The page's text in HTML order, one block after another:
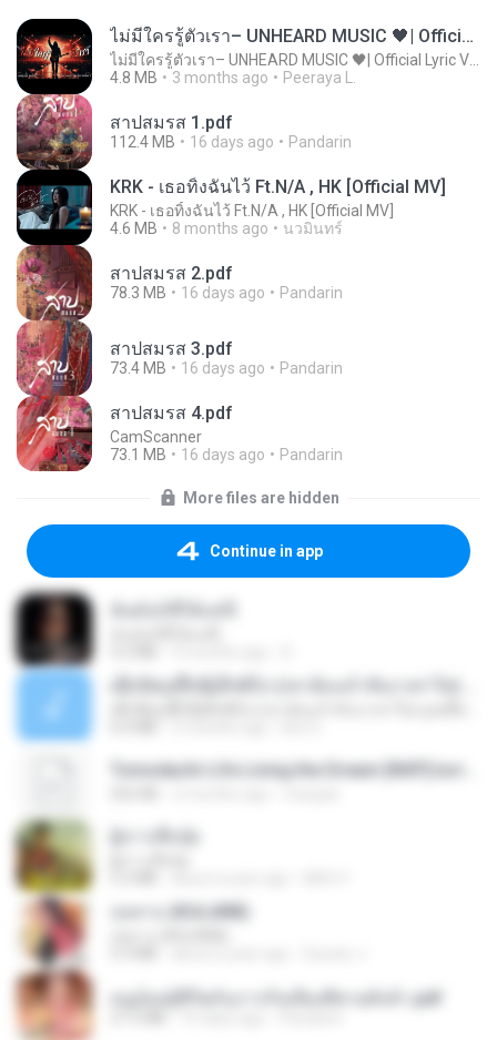
ไม่มีใครรู้ตัวเรา– UNHEARD MUSIC 🖤| Official Lyric Video | เพลงสู้ชีวิต
4.8 MB
3 months ago Peeraya L.
สาปสมรส 1.pdf
112.4 MB 16 days ago Pandarin
KRK - เธอทิ้งฉันไว้ Ft.N/A , HK [Official MV]
KRK - เธอทิ้งฉันไว้ Ft.N/A , HK [Official MV]
4.6 MB
8 months ago นวมินทร์
สาปสมรส 2.pdf
78.3 MB 16 days ago Pandarin
สาปสมรส 3.pdf
73.4 MB 16 days ago Pandarin
สาปสมรส 4.pdf
CamScanner
73.1 MB
16 days ago Pandarin
More files are hidden
Continue in app
กุหลาบ (KULARB)
หนูน้อยสู้ชีวิตกับภารกิจเลี้ยงพี่ชายทั้งห้า.pdf